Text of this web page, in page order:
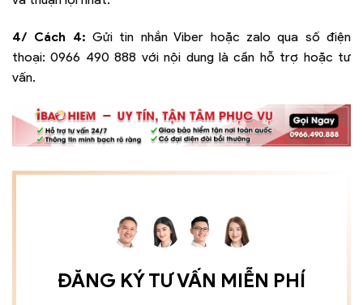
4/ Cách 4: Gửi tin nhắn Viber hoặc zalo qua số điện
thoại:0966 490 888 với nội dung là cần hỗ trợ hoặc tư
vấn.
ĐĂNG KÝ TƯ VẤN MIỄN PHÍ